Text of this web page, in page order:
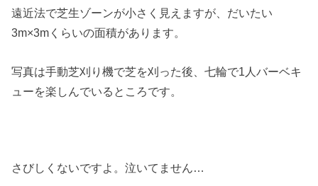
遠近法で芝生ゾーンが小さく見えますが、だいたい
3m×3mくらいの面積があります。
写真は手動芝刈り機で芝を刈った後、七輪で1人バーベキ
ューを楽しんでいるところです。
さびしくないですよ。泣いてません…